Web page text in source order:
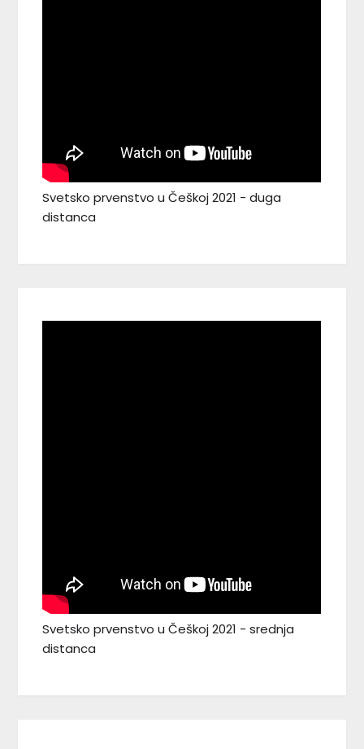
Svetsko prvenstvo u Češkoj 2021 - duga
distanca
Svetsko prvenstvo u Češkoj 2021 - srednja
distanca